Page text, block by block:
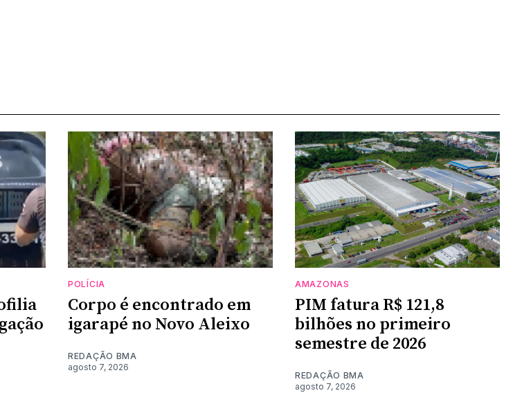
POLÍCIA
Corpo é encontrado em
igarapé no Novo Aleixo
REDAÇÃO BMA
agosto 7, 2026
AMAZONAS
PIM fatura R$ 121,8
bilhões no primeiro
semestre de 2026
REDAÇÃO BMA
agosto 7, 2026